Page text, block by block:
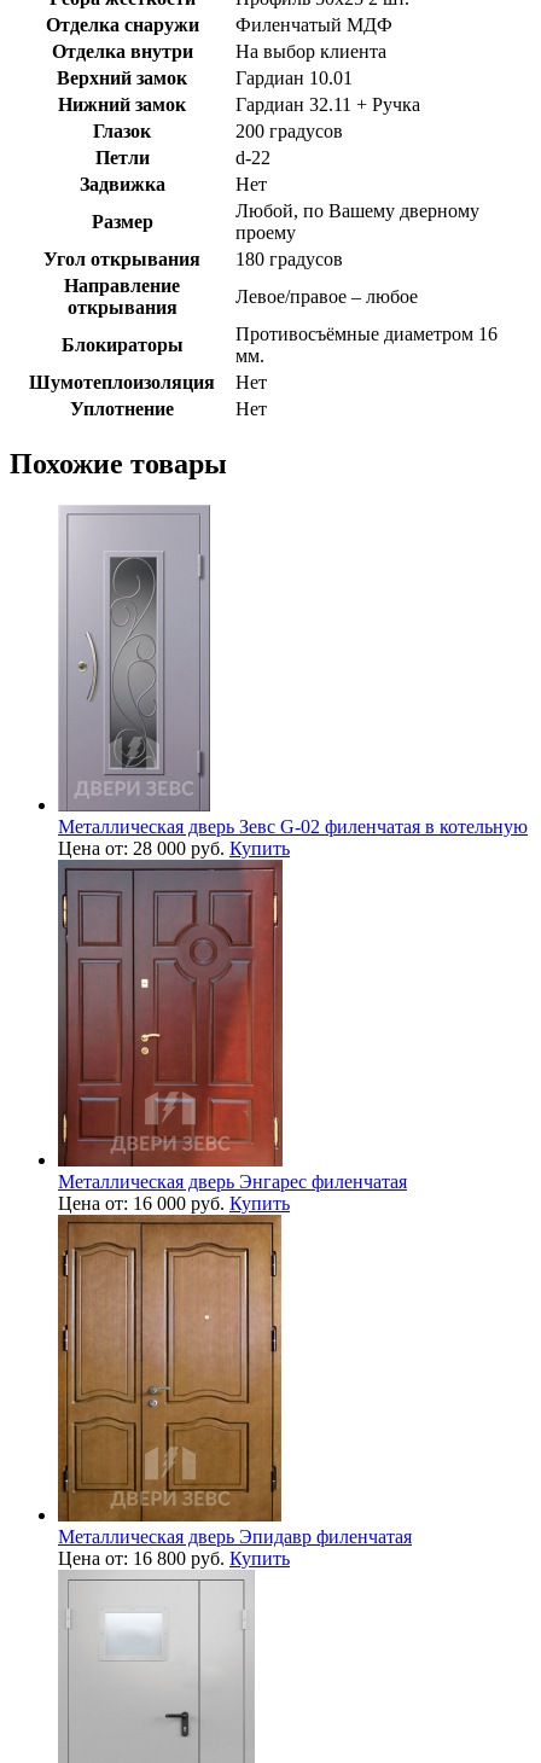
Отделка снаружи
Филенчатый МДФ
Отделка внутри
На выбор клиента
Верхний замок
Гардиан 10.01
Нижний замок
Гардиан 32.11 + Ручка
Глазок
200 градусов
Петли
d-22
Задвижка
Нет
Размер
Любой, по Вашему дверному
проему
Угол открывания
180 градусов
Направление
открывания
Левое/правое – любое
Блокираторы
Противосъёмные диаметром 16
мм.
Шумотеплоизоляция
Нет
Уплотнение
Нет
Похожие товары
Металлическая дверь Зевс G-02 филенчатая в котельную
Цена от: 28 000 руб. Купить
Металлическая дверь Энгарес филенчатая
Цена от: 16 000 руб. Купить
Металлическая дверь Эпидавр филенчатая
Цена от: 16 800 руб. Купить